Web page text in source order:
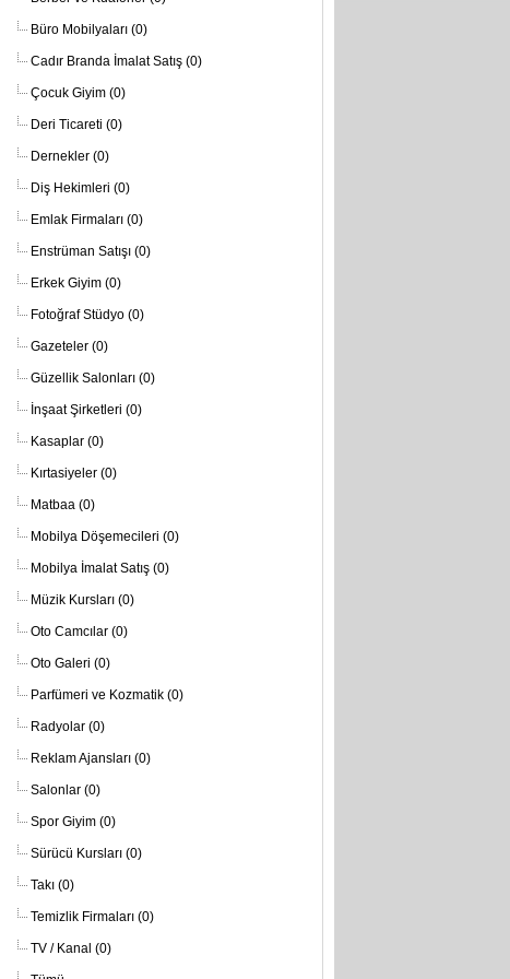
Büro Mobilyaları (0)
Cadır Branda İmalat Satış (0)
Çocuk Giyim (0)
Deri Ticareti (0)
Dernekler (0)
Diş Hekimleri (0)
Emlak Firmaları (0)
Enstrüman Satışı (0)
Erkek Giyim (0)
Fotoğraf Stüdyo (0)
Gazeteler (0)
Güzellik Salonları (0)
İnşaat Şirketleri (0)
Kasaplar (0)
Kırtasiyeler (0)
Matbaa (0)
Mobilya Döşemecileri (0)
Mobilya İmalat Satış (0)
Müzik Kursları (0)
Oto Camcılar (0)
Oto Galeri (0)
Parfümeri ve Kozmatik (0)
Radyolar (0)
Reklam Ajansları (0)
Salonlar (0)
Spor Giyim (0)
Sürücü Kursları (0)
Takı (0)
Temizlik Firmaları (0)
TV / Kanal (0)